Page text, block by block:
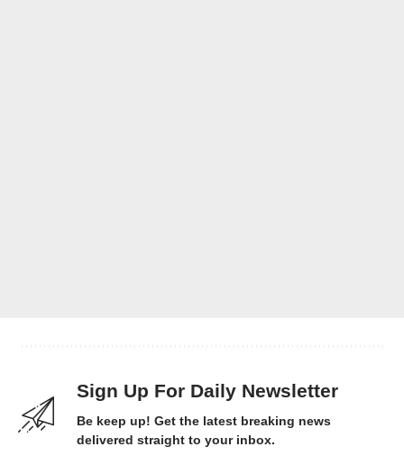
Sign Up For Daily Newsletter
Be keep up! Get the latest breaking news
delivered straight to your inbox.